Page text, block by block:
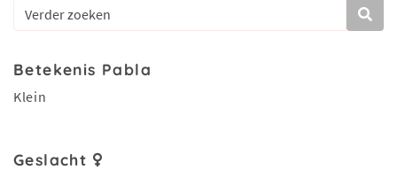
Betekenis Pabla
Klein
Geslacht